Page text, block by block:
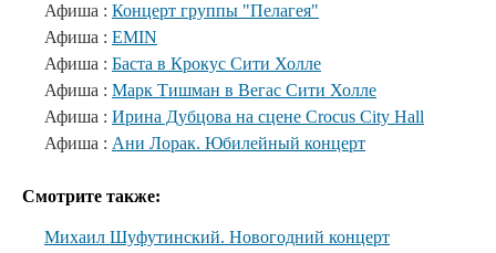
Афиша : Концерт группы "Пелагея"
Афиша : EMIN
Афиша : Баста в Крокус Сити Холле
Афиша : Марк Тишман в Вегас Сити Холле
Афиша : Ирина Дубцова на сцене Crocus City Hall
Афиша : Ани Лорак. Юбилейный концерт
Смотрите также:
Михаил Шуфутинский. Новогодний концерт